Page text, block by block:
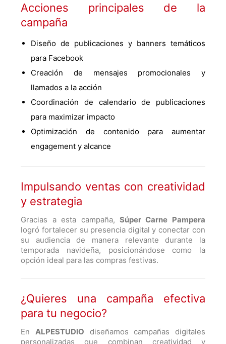
Acciones principales de la
campaña
Diseño de publicaciones y banners temáticos
para Facebook
Creación de mensajes promocionales y
llamados a la acción
Coordinación de calendario de publicaciones
para maximizar impacto
Optimización de contenido para aumentar
engagement y alcance
Impulsando ventas con creatividad
y estrategia
Gracias a esta campaña, Súper Carne Pampera
logró fortalecer su presencia digital y conectar con
su audiencia de manera relevante durante la
temporada navideña, posicionándose como la
opción ideal para las compras festivas.
¿Quieres una campaña efectiva
para tu negocio?
En ALPESTUDIO diseñamos campañas digitales
personalizadas que combinan creatividad y